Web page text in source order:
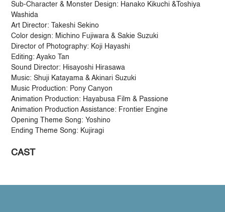
Sub-Character & Monster Design: Hanako Kikuchi &Toshiya
Washida
Art Director: Takeshi Sekino
Color design: Michino Fujiwara & Sakie Suzuki
Director of Photography: Koji Hayashi
Editing: Ayako Tan
Sound Director: Hisayoshi Hirasawa
Music: Shuji Katayama & Akinari Suzuki
Music Production: Pony Canyon
Animation Production: Hayabusa Film & Passione
Animation Production Assistance: Frontier Engine
Opening Theme Song: Yoshino
Ending Theme Song: Kujiragi
CAST